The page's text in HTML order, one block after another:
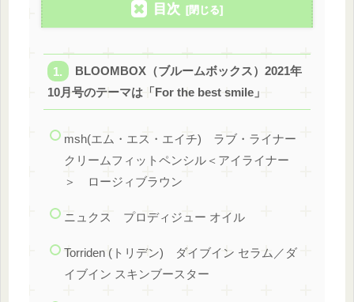
目次
BLOOMBOX（ブルームボックス）2021年
10月号のテーマは「For the best smile」
msh(エム・エス・エイチ) ラブ・ライナー
クリームフィットペンシル＜アイライナー
＞ ロージィブラウン
ニュクス プロディジュー オイル
Torriden (トリデン) ダイブイン セラム／ダ
イブイン スキンブースター